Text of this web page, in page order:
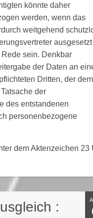
könnte daher
werden, wenn das
weitgehend
ausgesetzt
sein. Denkbar
der Daten an
Dritten, der dem
der
des entstandenen
personenbezogene
dem Aktenzeichen 23
: